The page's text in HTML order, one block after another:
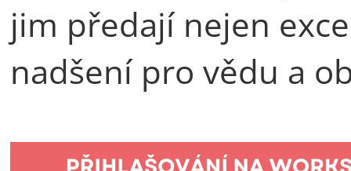
jim předají nejen
nadšení pro vědu a